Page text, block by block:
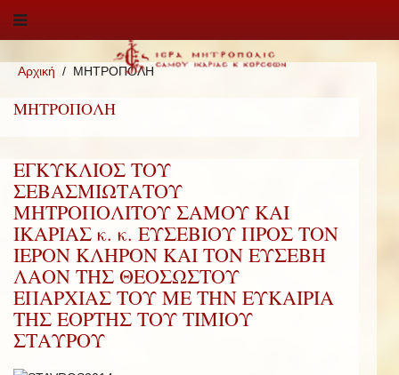
Αρχική ΜΗΤΡΟΠΟΛΗ
ΜΗΤΡΟΠΟΛΗ
ΕΓΚΥΚΛΙΟΣ ΤΟΥ
ΣΕΒΑΣΜΙΩΤΑΤΟΥ
ΜΗΤΡΟΠΟΛΙΤΟΥ ΣΑΜΟΥ ΚΑΙ
ΙΚΑΡΙΑΣ κ. κ. ΕΥΣΕΒΙΟΥ ΠΡΟΣ ΤΟΝ
ΙΕΡΟΝ ΚΛΗΡΟΝ ΚΑΙ ΤΟΝ ΕΥΣΕΒΗ
ΛΑΟΝ ΤΗΣ ΘΕΟΣΩΣΤΟΥ
ΕΠΑΡΧΙΑΣ ΤΟΥ ΜΕ ΤΗΝ ΕΥΚΑΙΡΙΑ
ΤΗΣ ΕΟΡΤΗΣ ΤΟΥ ΤΙΜΙΟΥ
ΣΤΑΥΡΟΥ